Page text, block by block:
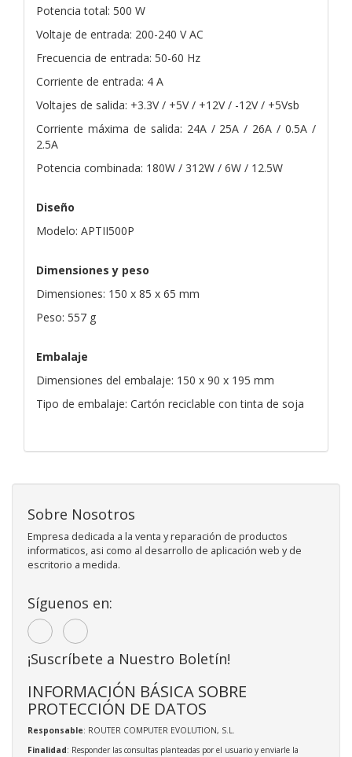
Potencia total: 500 W
Voltaje de entrada: 200-240 V AC
Frecuencia de entrada: 50-60 Hz
Corriente de entrada: 4 A
Voltajes de salida: +3.3V / +5V / +12V / -12V / +5Vsb
Corriente máxima de salida: 24A / 25A / 26A / 0.5A /
2.5A
Potencia combinada: 180W / 312W / 6W / 12.5W
Diseño
Modelo: APTII500P
Dimensiones y peso
Dimensiones: 150 x 85 x 65 mm
Peso: 557 g
Embalaje
Dimensiones del embalaje: 150 x 90 x 195 mm
Tipo de embalaje: Cartón reciclable con tinta de soja
Sobre Nosotros
Empresa dedicada a la venta y reparación de productos
informaticos, asi como al desarrollo de aplicación web y de
escritorio a medida.
Síguenos en:
¡Suscríbete a Nuestro Boletín!
INFORMACIÓN BÁSICA SOBRE
PROTECCIÓN DE DATOS
Responsable: ROUTER COMPUTER EVOLUTION, S.L.
Finalidad: Responder las consultas planteadas por el usuario y enviarle la